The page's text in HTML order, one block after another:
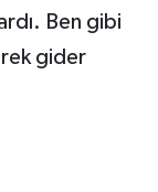
Ben gibi
gider